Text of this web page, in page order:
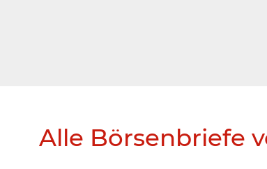
Alle Börsenbriefe